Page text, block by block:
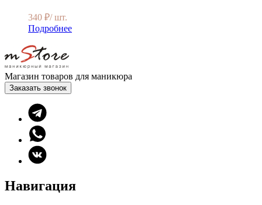
340 ₽/ шт.
Подробнее
Магазин товаров для маникюра
Заказать звонок
Навигация